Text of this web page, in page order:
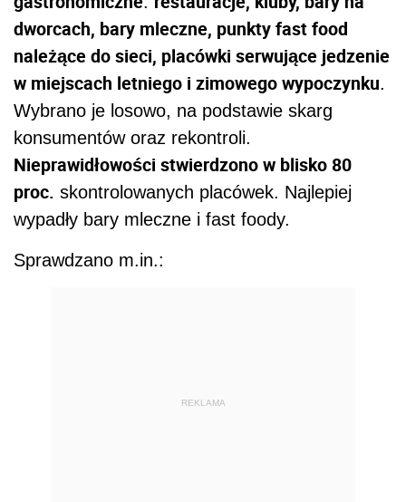
dworcach, bary mleczne, punkty fast food
należące do sieci, placówki serwujące jedzenie
w miejscach letniego i zimowego wypoczynku.
Wybrano je losowo, na podstawie skarg
konsumentów oraz rekontroli.
Nieprawidłowości stwierdzono w blisko 80
proc. skontrolowanych placówek. Najlepiej
wypadły bary mleczne i fast foody.
Sprawdzano m.in.:
REKLAMA